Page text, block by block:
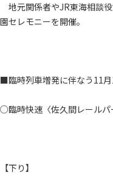
地元関係者やJR東海相談
園セレモニーを開催。
■臨時列車増発に伴なう11
○臨時快速〈佐久間レールパ
【下り】